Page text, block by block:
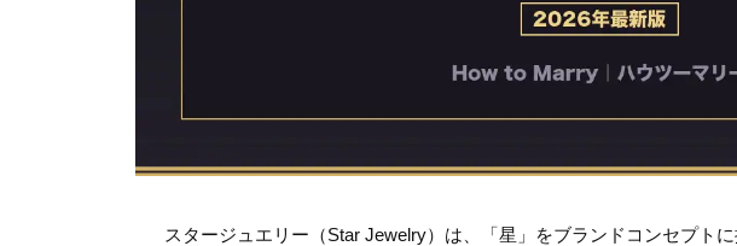
スタージュエリー（Star Jewelry）は、「星」をブランドコンセプト